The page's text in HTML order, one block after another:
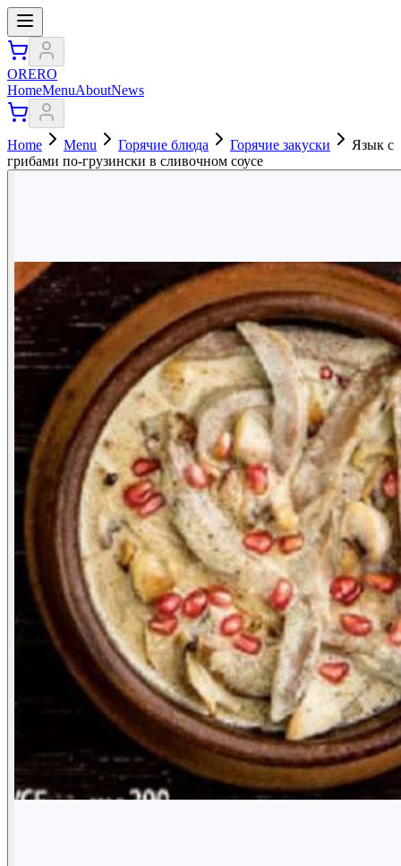
ORERO
HomeMenuAboutNews
Home Menu Горячие блюда Горячие закуски
Язык с
грибами по-грузински в сливочном соусе